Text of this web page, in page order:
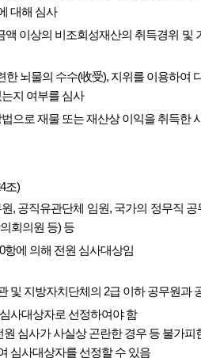
대해 심사
액 이상의 비조회성재산의 취득경위
한 뇌물의 수수(收受), 지위를 이용하여
지 여부를 심사
으로 재물 또는 재산상 이익을 취득한
조)
, 공직유관단체 임원, 국가의 정무직
회의원 등) 등
에 의해 전원 심사대상임
및 지방자치단체의 2급 이하 공무원과
사대상자로 선정하여야 함
심사가 사실상 곤란한 경우 등 불가
심사대상자를 선정할 수 있음